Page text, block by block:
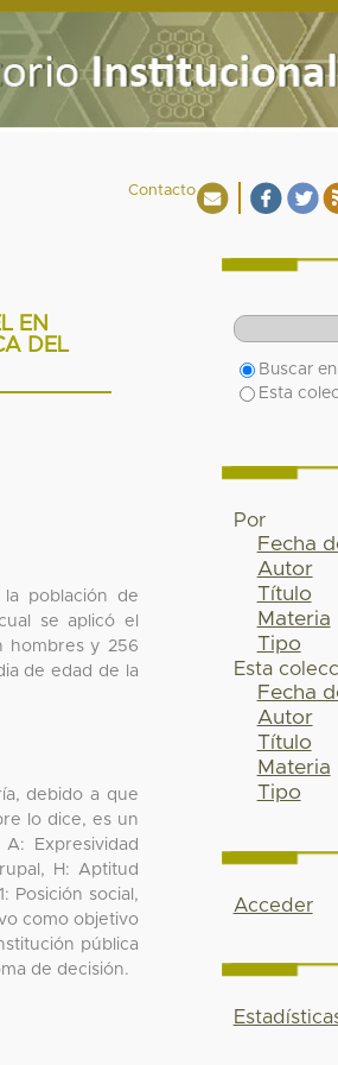
Contacto
EN
DEL
población de
se aplicó el
hombres y 256
de edad de la
debido a que
lo dice, es un
Expresividad
H: Aptitud
Posición social,
como objetivo
pública
de decisión.
Buscar en
Esta
Por
Fecha
Autor
Título
Materia
Tipo
Esta
Fecha
Autor
Título
Materia
Tipo
Acceder